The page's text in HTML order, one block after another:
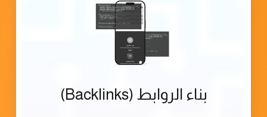
بناء الروابط (Backlinks)